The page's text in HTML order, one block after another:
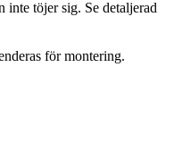
inte töjer sig. Se detaljerad
för montering.